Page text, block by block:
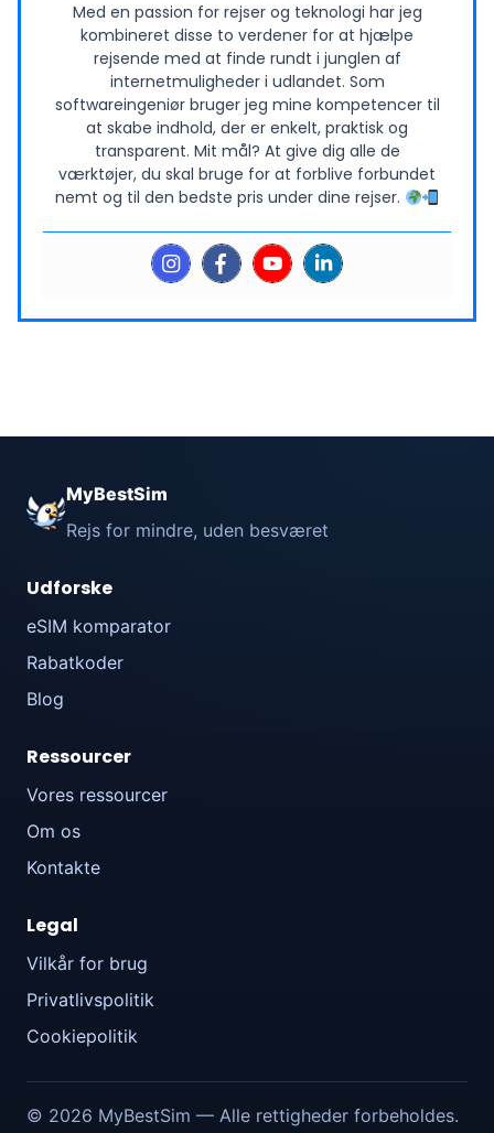
Med en passion for rejser og teknologi har jeg
kombineret disse to verdener for at hjælpe
rejsende med at finde rundt i junglen af
internetmuligheder i udlandet. Som
softwareingeniør bruger jeg mine kompetencer til
at skabe indhold, der er enkelt, praktisk og
transparent. Mit mål? At give dig alle de
værktøjer, du skal bruge for at forblive forbundet
nemt og til den bedste pris under dine rejser.
MyBestSim
Rejs for mindre, uden besværet
Udforske
eSIM komparator
Rabatkoder
Blog
Ressourcer
Vores ressourcer
Om os
Kontakte
Legal
Vilkår for brug
Privatlivspolitik
Cookiepolitik
© 2026 MyBestSim — Alle rettigheder forbeholdes.